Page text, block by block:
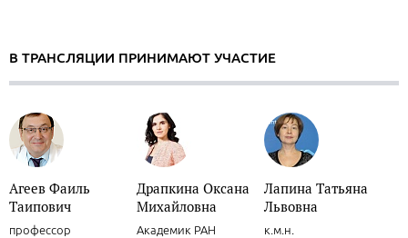
В ТРАНСЛЯЦИИ ПРИНИМАЮТ УЧАСТИЕ
Агеев Фаиль
Таипович
профессор
Драпкина Оксана
Михайловна
Академик РАН
Лапина Татьяна
Львовна
к.м.н.